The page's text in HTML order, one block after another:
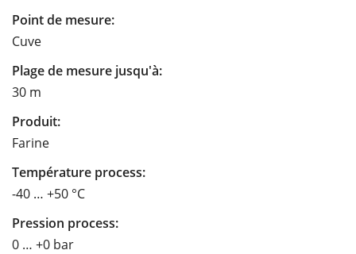
Point de mesure:
Cuve
Plage de mesure jusqu'à:
30 m
Produit:
Farine
Température process:
-40 … +50 °C
Pression process:
0 … +0 bar